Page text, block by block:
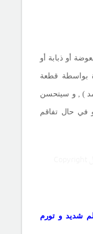
أو ذبابة أو
بواسطة قطعة
) , و سيتحسن
في حال تفاقم
شديد و تورم